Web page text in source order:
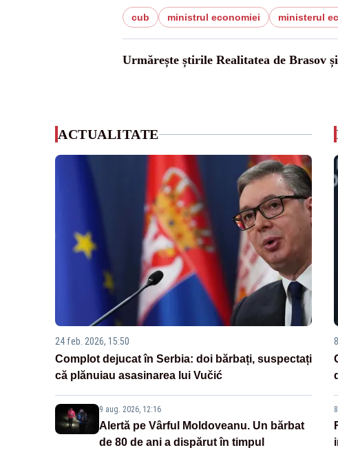
cub ministrul economiei ministerul
Urmărește știrile Realitatea de Brasov
ACTUALITATE
24 feb. 2026, 15:50
Complot dejucat în Serbia: doi bărbați, suspectați
că plănuiau asasinarea lui Vučić
9 aug. 2026, 12:16
Alertă pe Vârful Moldoveanu. Un bărbat
de 80 de ani a dispărut în timpul